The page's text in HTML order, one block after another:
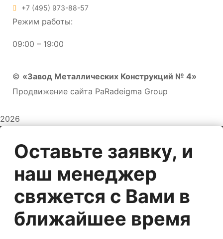
+7 (495) 973-88-57
Режим работы:
09:00 – 19:00
© «Завод Металлических Конструкций № 4»
Продвижение сайта PaRadeigma Group
2026
Оставьте заявку, и
наш менеджер
свяжется с Вами в
ближайшее время